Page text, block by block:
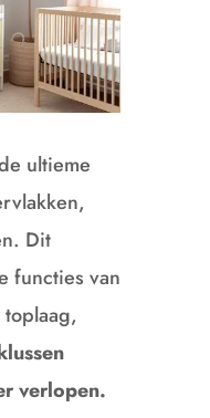
ultieme
Dit
functies van
verlopen.